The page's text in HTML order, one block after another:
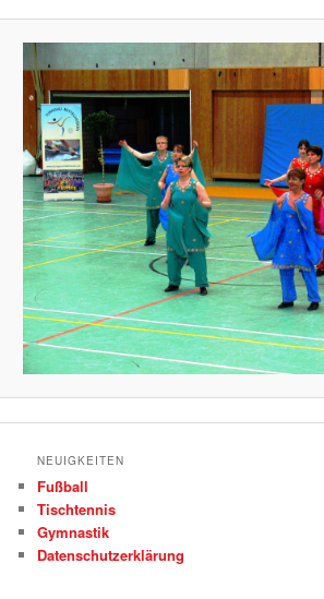
NEUIGKEITEN
Fußball
Tischtennis
Gymnastik
Datenschutzerklärung